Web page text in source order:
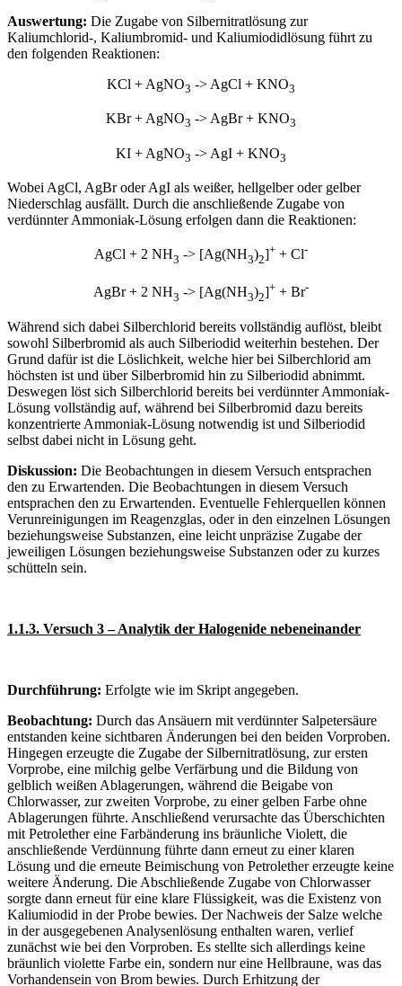
Auswertung: Die Zugabe von Silbernitratlösung zur
Kaliumchlorid-, Kaliumbromid- und Kaliumiodidlösung führt zu
den folgenden Reaktionen:
KCl + AgNO3 -> AgCl + KNO3
KBr + AgNO3 -> AgBr + KNO3
KI + AgNO3 -> AgI + KNO3
Wobei AgCl, AgBr oder AgI als weißer, hellgelber oder gelber
Niederschlag ausfällt. Durch die anschließende Zugabe von
verdünnter Ammoniak-Lösung erfolgen dann die Reaktionen:
AgCl + 2 NH3 -> [Ag(NH3)2]+ + Cl-
AgBr + 2 NH3 -> [Ag(NH3)2]+ + Br-
Während sich dabei Silberchlorid bereits vollständig auflöst, bleibt
sowohl Silberbromid als auch Silberiodid weiterhin bestehen. Der
Grund dafür ist die Löslichkeit, welche hier bei Silberchlorid am
höchsten ist und über Silberbromid hin zu Silberiodid abnimmt.
Deswegen löst sich Silberchlorid bereits bei verdünnter Ammoniak-
Lösung vollständig auf, während bei Silberbromid dazu bereits
konzentrierte Ammoniak-Lösung notwendig ist und Silberiodid
selbst dabei nicht in Lösung geht.
Diskussion: Die Beobachtungen in diesem Versuch entsprachen
den zu Erwartenden. Die Beobachtungen in diesem Versuch
entsprachen den zu Erwartenden. Eventuelle Fehlerquellen können
Verunreinigungen im Reagenzglas, oder in den einzelnen Lösungen
beziehungsweise Substanzen, eine leicht unpräzise Zugabe der
jeweiligen Lösungen beziehungsweise Substanzen oder zu kurzes
schütteln sein.
1.1.3. Versuch 3 – Analytik der Halogenide nebeneinander
Durchführung: Erfolgte wie im Skript angegeben.
Beobachtung: Durch das Ansäuern mit verdünnter Salpetersäure
entstanden keine sichtbaren Änderungen bei den beiden Vorproben.
Hingegen erzeugte die Zugabe der Silbernitratlösung, zur ersten
Vorprobe, eine milchig gelbe Verfärbung und die Bildung von
gelblich weißen Ablagerungen, während die Beigabe von
Chlorwasser, zur zweiten Vorprobe, zu einer gelben Farbe ohne
Ablagerungen führte. Anschließend verursachte das Überschichten
mit Petrolether eine Farbänderung ins bräunliche Violett, die
anschließende Verdünnung führte dann erneut zu einer klaren
Lösung und die erneute Beimischung von Petrolether erzeugte keine
weitere Änderung. Die Abschließende Zugabe von Chlorwasser
sorgte dann erneut für eine klare Flüssigkeit, was die Existenz von
Kaliumiodid in der Probe bewies. Der Nachweis der Salze welche
in der ausgegebenen Analysenlösung enthalten waren, verlief
zunächst wie bei den Vorproben. Es stellte sich allerdings keine
bräunlich violette Farbe ein, sondern nur eine Hellbraune, was das
Vorhandensein von Brom bewies. Durch Erhitzung der